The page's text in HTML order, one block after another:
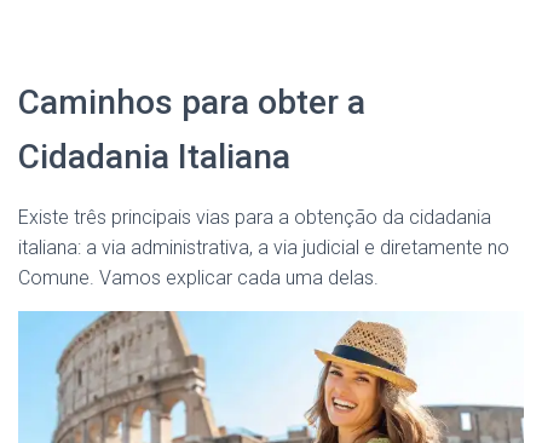
Caminhos para obter a
Cidadania Italiana
Existe três principais vias para a obtenção da cidadania
italiana: a via administrativa, a via judicial e diretamente no
Comune. Vamos explicar cada uma delas.